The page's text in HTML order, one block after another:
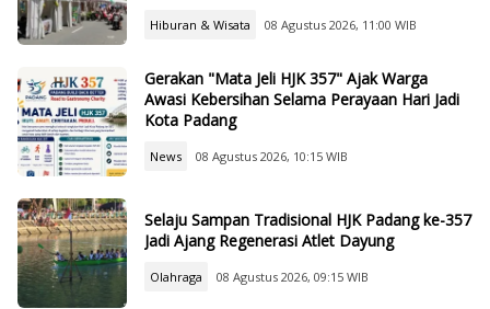
Hiburan & Wisata 08 Agustus 2026, 11:00 WIB
Gerakan "Mata Jeli HJK 357" Ajak Warga
Awasi Kebersihan Selama Perayaan Hari Jadi
Kota Padang
News 08 Agustus 2026, 10:15 WIB
Selaju Sampan Tradisional HJK Padang ke-357
Jadi Ajang Regenerasi Atlet Dayung
Olahraga 08 Agustus 2026, 09:15 WIB